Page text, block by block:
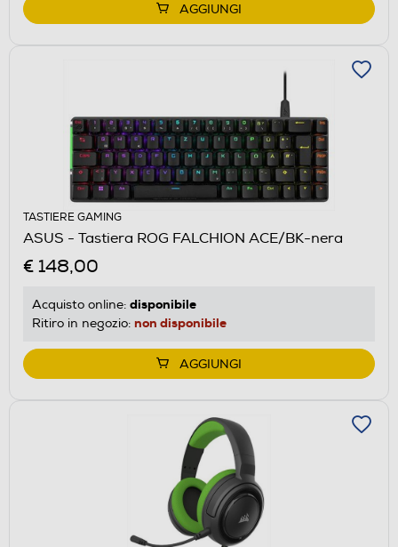
AGGIUNGI
TASTIERE GAMING
ASUS - Tastiera ROG FALCHION ACE/BK-nera
€ 148,00
Acquisto online: disponibile
Ritiro in negozio: non disponibile
AGGIUNGI